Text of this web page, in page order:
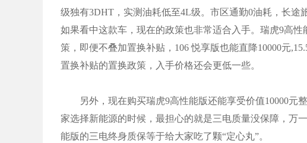
级独有3DHT，实测油耗低至4L级。市区通勤0油耗，长途
如果看中这款车，现在的政策也非常适合入手。瑞虎9高
策，即便不叠加置换补贴，106 悦享版也能直降10000元
置换补贴的置换政策，入手价格还会更低一些。
另外，现在购买瑞虎9高性能版还能享受价值10000元
家选择新能源的时候，最担心的就是三电质量没保障，万
能版的三电终身质保等于给大家吃了颗“定心丸”。